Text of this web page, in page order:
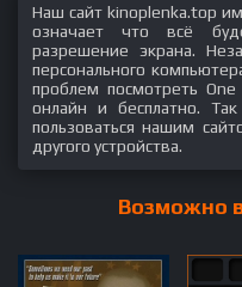
Наш сайт kinoplenka.top
означает что всё
разрешение экрана.
персонального
проблем посмотреть
онлайн и бесплатно.
пользоваться нашим
другого устройства.
Возможно